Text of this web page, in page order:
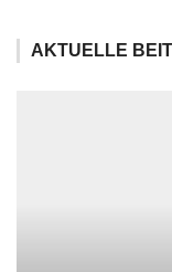
AKTUELLE